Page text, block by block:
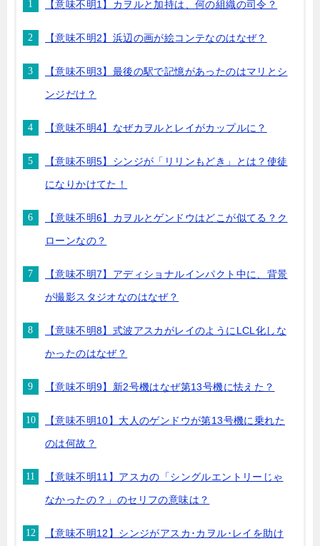
【意味不明1】カヲルと加持は、何の組織の司令？
【意味不明2】浜辺の画が絵コンテなのはなぜ？
【意味不明3】最後の駅で記憶があったのはマリとシ
ンジだけ？
【意味不明4】なぜカヲルとレイがカップルに？
【意味不明5】シンジが「リリンもどき」とは？使徒
になりかけてた！
【意味不明6】カヲルとゲンドウはどこが似てる？ク
ローンなの？
【意味不明7】アディショナルインパクト中に、背景
が撮影スタジオなのはなぜ？
【意味不明8】式波アスカがレイのようにLCL化しな
かったのはなぜ？
【意味不明9】新2号機はなぜ第13号機に怯えた？
【意味不明10】大人のゲンドウが第13号機に乗れた
のは何故？
【意味不明11】アスカの「シングルエントリーじゃ
なかったの？」のセリフの意味は？
【意味不明12】シンジがアスカ･カヲル･レイを助け